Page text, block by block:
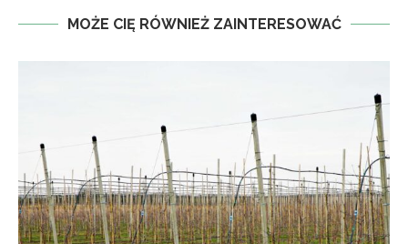
MOŻE CIĘ RÓWNIEŻ ZAINTERESOWAĆ